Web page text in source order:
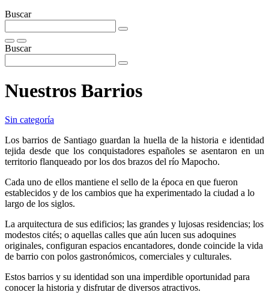
Buscar
Buscar
Nuestros Barrios
Sin categoría
Los barrios de Santiago guardan la huella de la historia e identidad
tejida desde que los conquistadores españoles se asentaron en un
territorio flanqueado por los dos brazos del río Mapocho.
Cada uno de ellos mantiene el sello de la época en que fueron
establecidos y de los cambios que ha experimentado la ciudad a lo
largo de los siglos.
La arquitectura de sus edificios; las grandes y lujosas residencias; los
modestos cités; o aquellas calles que aún lucen sus adoquines
originales, configuran espacios encantadores, donde coincide la vida
de barrio con polos gastronómicos, comerciales y culturales.
Estos barrios y su identidad son una imperdible oportunidad para
conocer la historia y disfrutar de diversos atractivos.